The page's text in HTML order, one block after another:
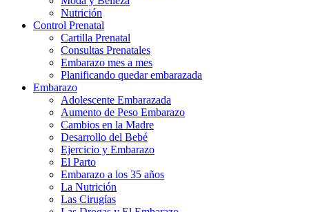
Nutrición
Control Prenatal
Cartilla Prenatal
Consultas Prenatales
Embarazo mes a mes
Planificando quedar embarazada
Embarazo
Adolescente Embarazada
Aumento de Peso Embarazo
Cambios en la Madre
Desarrollo del Bebé
Ejercicio y Embarazo
El Parto
Embarazo a los 35 años
La Nutrición
Las Cirugías